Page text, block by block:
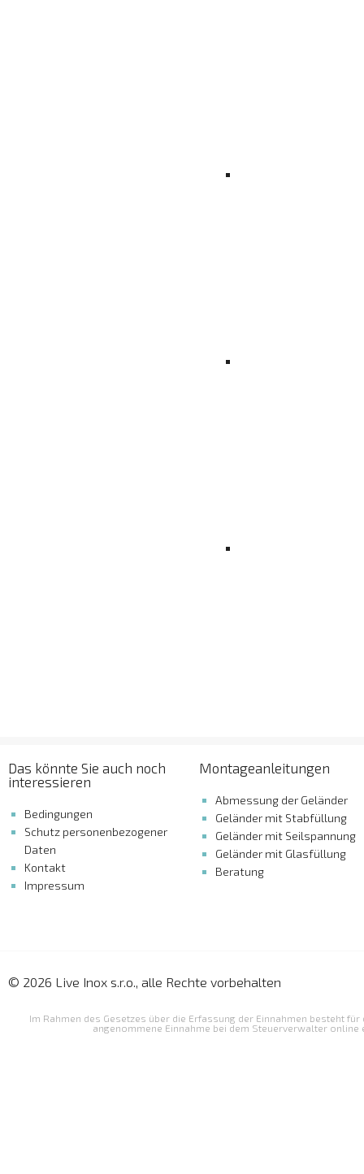
Das könnte Sie auch noch
interessieren
Bedingungen
Schutz personenbezogener
Daten
Kontakt
Impressum
Montageanleitungen
Abmessung der Geländer
Geländer mit Stabfüllung
Geländer mit Seilspannung
Geländer mit Glasfüllung
Beratung
© 2026 Live Inox s.r.o., alle Rechte vorbehalten
Im Rahmen des Gesetzes über die Erfassung der Einnahmen besteht
angenommene Einnahme bei dem Steuerverwalter